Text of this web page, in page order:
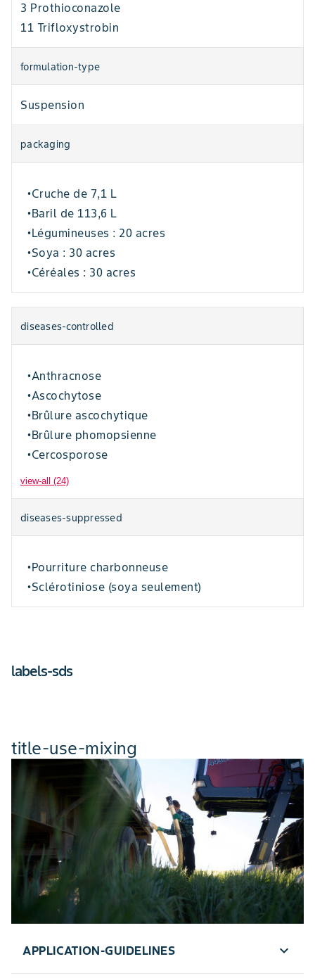
3 Prothioconazole
11 Trifloxystrobin
formulation-type
Suspension
packaging
•Cruche de 7,1 L
•Baril de 113,6 L
•Légumineuses : 20 acres
•Soya : 30 acres
•Céréales : 30 acres
diseases-controlled
•Anthracnose
•Ascochytose
•Brûlure ascochytique
•Brûlure phomopsienne
•Cercosporose
view-all (24)
diseases-suppressed
•Pourriture charbonneuse
•Sclérotiniose (soya seulement)
labels-sds
title-use-mixing
APPLICATION-GUIDELINES expand_more